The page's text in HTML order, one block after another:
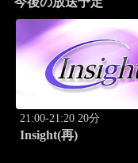
21:00-21:20 20分
Insight(再)